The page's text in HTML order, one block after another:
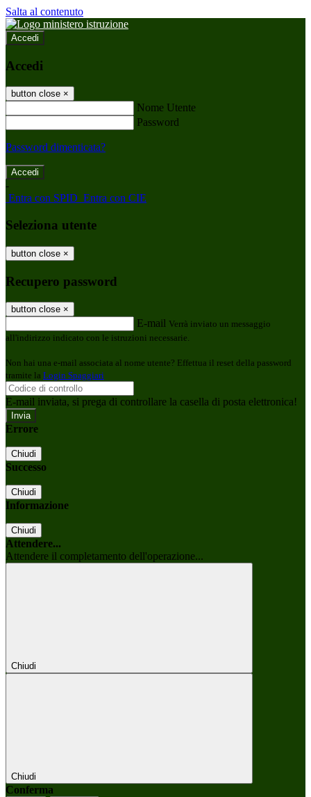
Salta al contenuto
Accedi
Accedi
button close ×
Nome Utente
Password
Password dimenticata?
-
Entra con SPID Entra con CIE
Seleziona utente
button close ×
Recupero password
button close ×
E-mail Verrà inviato un messaggio
all'indirizzo indicato con le istruzioni necessarie.
Non hai una e-mail associata al nome utente? Effettua il reset della password
tramite la Login Spaggiari
E-mail inviata, si prega di controllare la casella di posta elettronica!
Errore
Chiudi
Successo
Chiudi
Informazione
Chiudi
Attendere...
Attendere il completamento dell'operazione...
Chiudi
Chiudi
Conferma